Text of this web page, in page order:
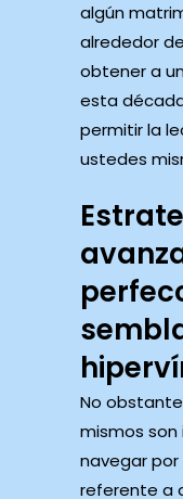
algún
alrededor
obtener a
esta
permitir la
ustedes
No
mismos
navegar
referente a